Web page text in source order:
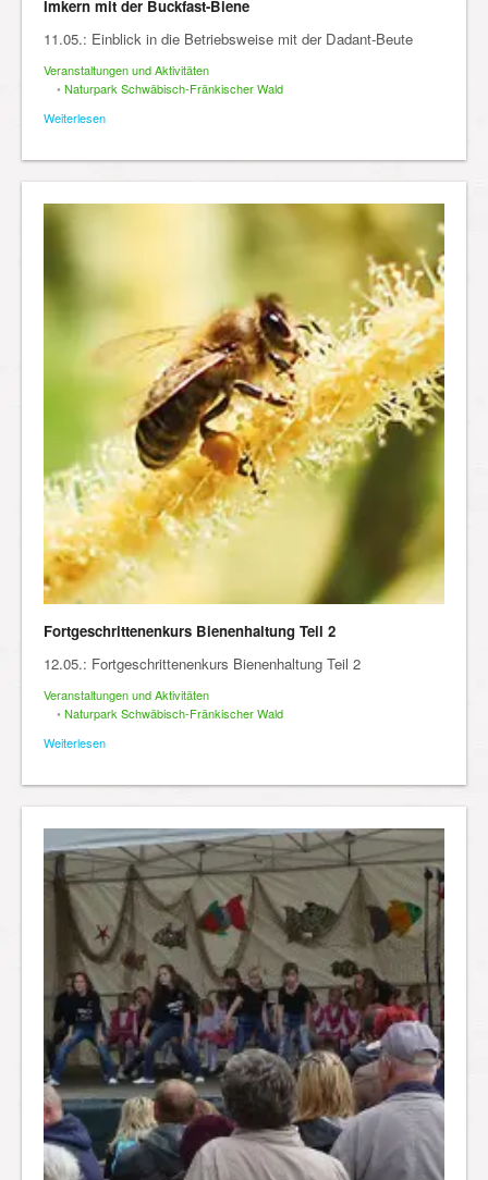
Imkern mit der Buckfast-Biene
11.05.: Einblick in die Betriebsweise mit der Dadant-Beute
Veranstaltungen und Aktivitäten
• Naturpark Schwäbisch-Fränkischer Wald
Weiterlesen
Fortgeschrittenenkurs Bienenhaltung Teil 2
12.05.: Fortgeschrittenenkurs Bienenhaltung Teil 2
Veranstaltungen und Aktivitäten
• Naturpark Schwäbisch-Fränkischer Wald
Weiterlesen